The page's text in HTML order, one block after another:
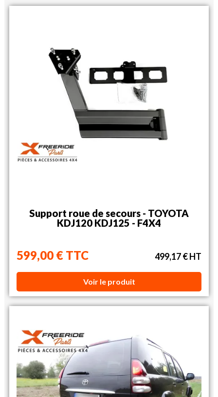
Support roue de secours - TOYOTA
KDJ120 KDJ125 - F4X4
599,00 € TTC 499,17 € HT
Voir le produit